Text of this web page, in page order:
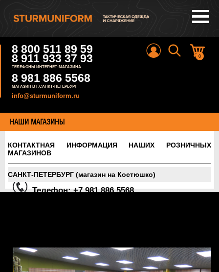
0
8 800 511 89 59
8 911 933 37 93
ТЕЛЕФОНЫ ИНТЕРНЕТ-МАГАЗИНА
8 981 886 5568
МАГАЗИН В Г.САНКТ-ПЕТЕРБУРГ
info@sturmuniform.ru
НАШИ МАГАЗИНЫ
КОНТАКТНАЯ ИНФОРМАЦИЯ НАШИХ РОЗНИЧНЫХ
МАГАЗИНОВ
САНКТ-ПЕТЕРБУРГ (магазин на Костюшко)
Телефон: +7 981 886 5568